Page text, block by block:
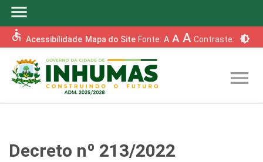
menu
accessible Acessibilidade Mapa do Site Fonte: A A A Contraste: brightness_6
menu
Decreto nº 213/2022